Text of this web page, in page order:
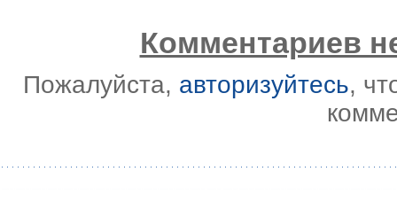
Комментариев
Пожалуйста, авторизуйтесь,